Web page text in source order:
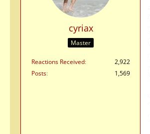
cyriax
Master
Reactions Received
2,922
Posts
1,569